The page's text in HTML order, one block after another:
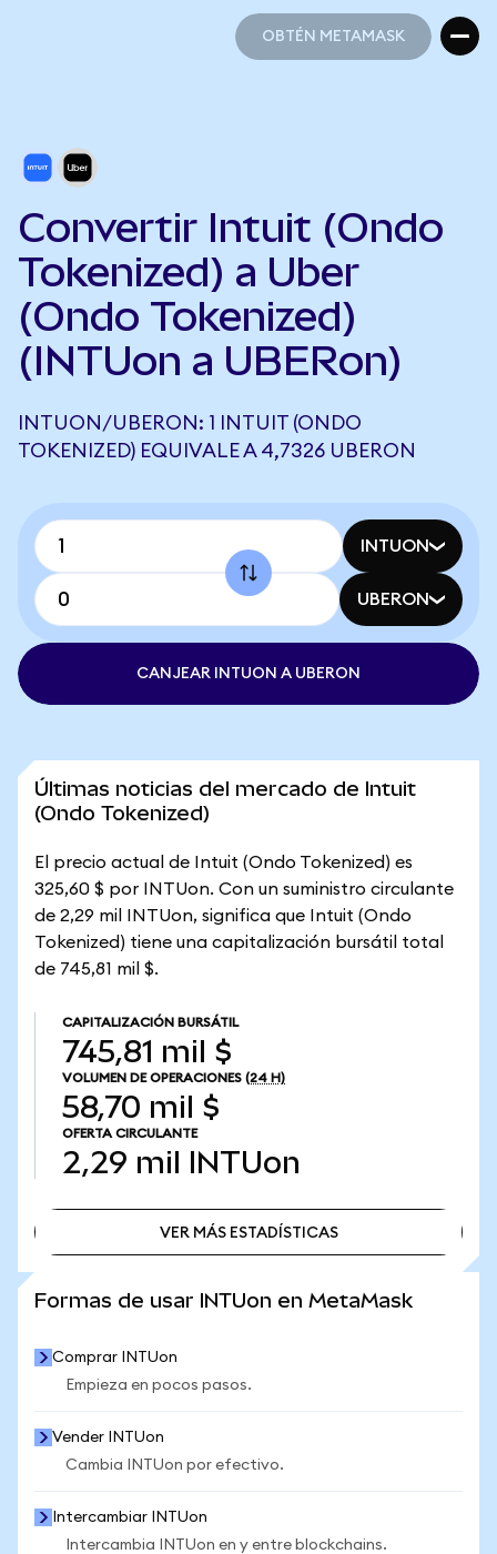
OBTÉN METAMASK
Convertir Intuit (Ondo
Tokenized) a Uber
(Ondo Tokenized)
(INTUon a UBERon)
INTUON/UBERON: 1 INTUIT (ONDO
TOKENIZED) EQUIVALE A 4,7326 UBERON
INTUON
UBERON
CANJEAR INTUON A UBERON
Últimas noticias del mercado de Intuit
(Ondo Tokenized)
El precio actual de Intuit (Ondo Tokenized) es
325,60 $ por INTUon. Con un suministro circulante
de 2,29 mil INTUon, significa que Intuit (Ondo
Tokenized) tiene una capitalización bursátil total
de 745,81 mil $.
CAPITALIZACIÓN BURSÁTIL
745,81 mil $
VOLUMEN DE OPERACIONES (24 H)
58,70 mil $
OFERTA CIRCULANTE
2,29 mil INTUon
VER MÁS ESTADÍSTICAS
Formas de usar INTUon en MetaMask
Comprar INTUon
Empieza en pocos pasos.
Vender INTUon
Cambia INTUon por efectivo.
Intercambiar INTUon
Intercambia INTUon en y entre blockchains.